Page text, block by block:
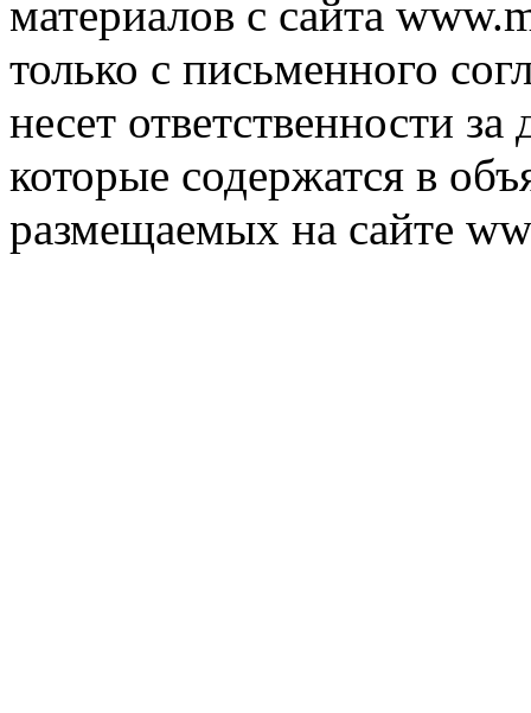
материалов с сайта
только с письменного
несет ответственности
которые содержатся в
размещаемых на сайте